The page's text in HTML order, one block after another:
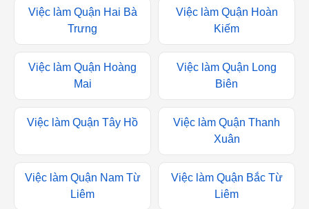
Việc làm Quận Hai Bà
Trưng
Việc làm Quận Hoàn
Kiếm
Việc làm Quận Hoàng
Mai
Việc làm Quận Long
Biên
Việc làm Quận Tây Hồ
Việc làm Quận Thanh
Xuân
Việc làm Quận Nam Từ
Liêm
Việc làm Quận Bắc Từ
Liêm